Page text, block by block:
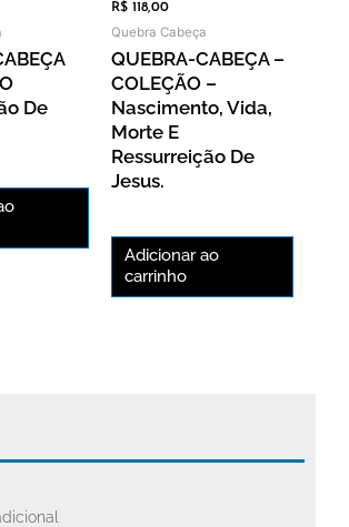
De
R$ 118,00
Quebra Cabeça
QUEBRA-CABEÇA –
COLEÇÃO –
Nascimento, Vida,
Morte E
Ressurreição De
Jesus.
Adicionar ao
carrinho